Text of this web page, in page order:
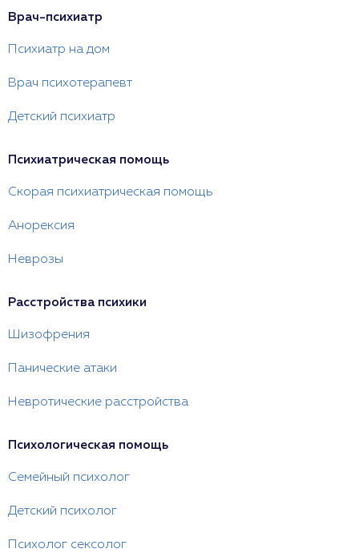
Врач-психиатр
Психиатр на дом
Врач психотерапевт
Детский психиатр
Психиатрическая помощь
Скорая психиатрическая помощь
Анорексия
Неврозы
Расстройства психики
Шизофрения
Панические атаки
Невротические расстройства
Психологическая помощь
Семейный психолог
Детский психолог
Психолог сексолог